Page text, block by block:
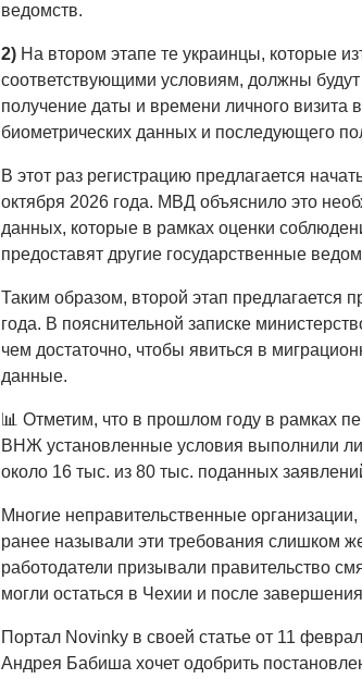
ведомств.
2)На втором этапе те украинцы, которые
соответствующими условиям, должны
получение даты и времени личного
биометрических данных и последующего
В этот раз регистрацию предлагается
октября 2026 года. МВД объяснило это
данных, которые в рамках оценки
предоставят другие государственные
Таким образом, второй этап предлагается
года. В пояснительной записке
чем достаточно, чтобы явиться в
данные.
📊 Отметим, что в прошлом году в рамках
ВНЖ установленные условия выполнили
около 16 тыс. из 80 тыс. поданных
Многие неправительственные
ранее называли эти требования слишком
работодатели призывали правительство
могли остаться в Чехии и после
Портал Novinky в своей статье от 11
Андрея Бабиша хочет одобрить